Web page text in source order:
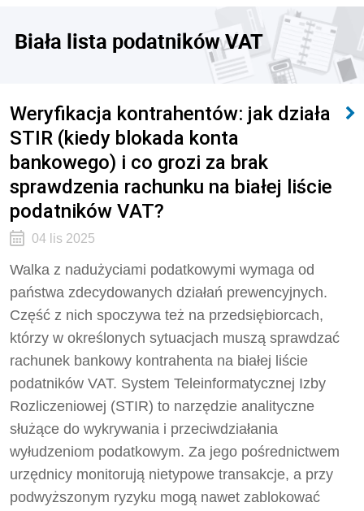
Biała lista podatników VAT
Weryfikacja kontrahentów: jak działa
STIR (kiedy blokada konta
bankowego) i co grozi za brak
sprawdzenia rachunku na białej liście
podatników VAT?
04 lis 2025
Walka z nadużyciami podatkowymi wymaga od
państwa zdecydowanych działań prewencyjnych.
Część z nich spoczywa też na przedsiębiorcach,
którzy w określonych sytuacjach muszą sprawdzać
rachunek bankowy kontrahenta na białej liście
podatników VAT. System Teleinformatycznej Izby
Rozliczeniowej (STIR) to narzędzie analityczne
służące do wykrywania i przeciwdziałania
wyłudzeniom podatkowym. Za jego pośrednictwem
urzędnicy monitorują nietypowe transakcje, a przy
podwyższonym ryzyku mogą nawet zablokować